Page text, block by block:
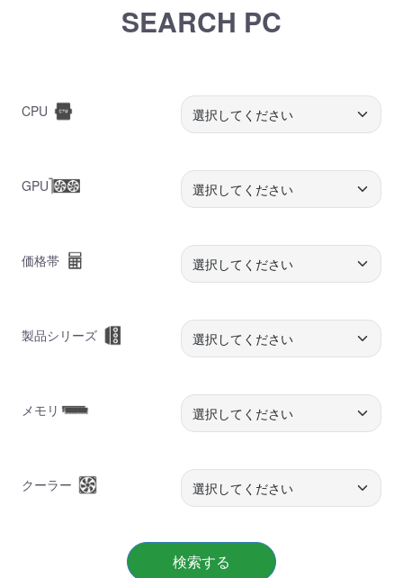
SEARCH PC
CPU
GPU
価格帯
製品シリーズ
メモリ
クーラー
検索する